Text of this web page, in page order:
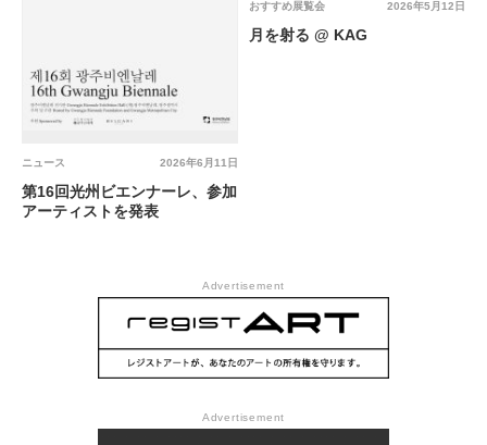
2026年6月11日
ニュース
第16回光州ビエンナーレ、参加
アーティストを発表
2026年5月12日
おすすめ展覧会
月を射る @ KAG
Advertisement
Advertisement